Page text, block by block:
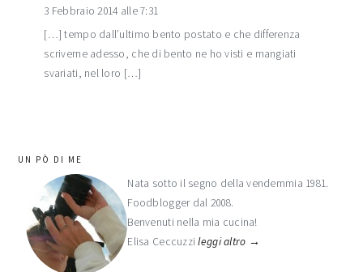
3 Febbraio 2014 alle 7:31
[…] tempo dall’ultimo bento postato e che differenza
scriverne adesso, che di bento ne ho visti e mangiati
svariati, nel loro […]
barra
laterale
primaria
UN PÒ DI ME
Nata sotto il segno della vendemmia 1981.
Foodblogger dal 2008.
Benvenuti nella mia cucina!
Elisa Ceccuzzileggi altro →